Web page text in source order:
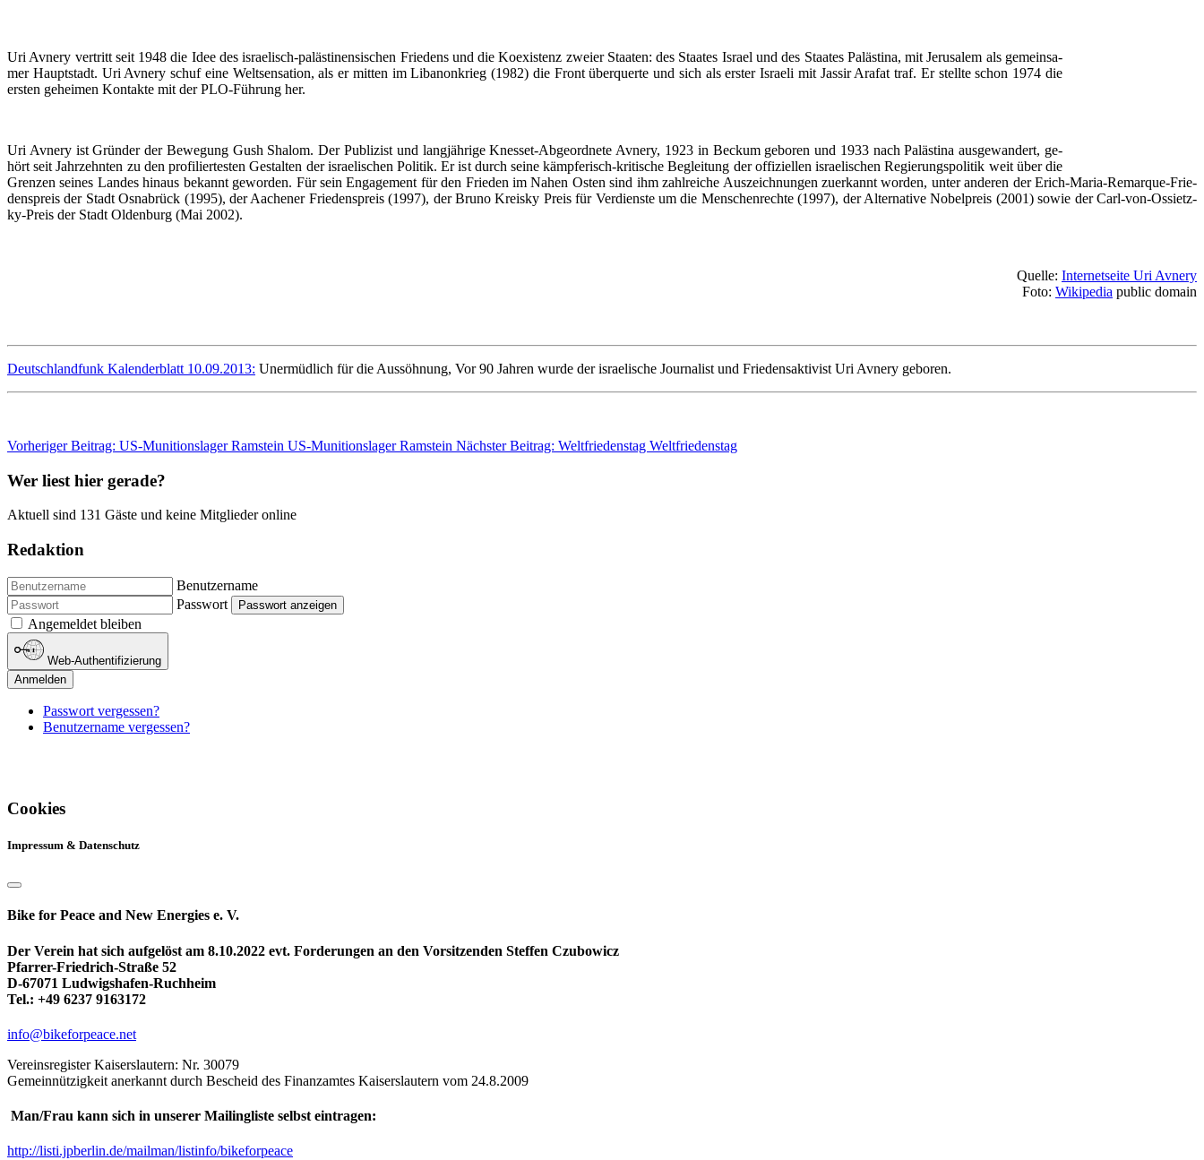
Uri Av­ne­ry ver­tritt seit 1948 die Idee des is­rae­lisch-pa­läs­ti­nen­si­schen Frie­dens und die Ko­exis­tenz zwei­er Staa­ten: des Staa­tes Is­rael und des Staa­tes Pa­läs­ti­na, mit Je­ru­sa­lem als ge­mein­sa­
mer Haupt­stadt. Uri Av­ne­ry schuf ei­ne Welt­sen­sa­ti­on, als er mit­ten im Li­ban­on­krieg (1982) die Front über­quer­te und sich als ers­ter Is­rae­li mit Jas­sir Ara­fat traf. Er stell­te schon 1974 die
ers­ten ge­hei­men Kon­tak­te mit der PLO-Führung her.
Uri Av­ne­ry ist Gründer der Be­we­gung Gush Sha­lom. Der Pu­bli­zist und lang­jähri­ge Knes­set-Ab­ge­ord­ne­te Av­ne­ry, 1923 in Be­ckum ge­bo­ren und 1933 nach Pa­läs­ti­na aus­ge­wan­dert, ge­
hört seit Jahr­zehn­ten zu den pro­fi­lier­tes­ten Ge­stal­ten der is­rae­li­schen Po­li­tik. Er ist durch sei­ne kämp­fe­risch-kri­ti­sche Be­glei­tung der of­fi­zi­el­len is­rae­li­schen Re­gie­rungs­po­li­tik weit über die
Gren­zen sei­nes Lan­des hin­aus be­kannt ge­wor­den. Für sein En­ga­ge­ment für den Frie­den im Na­hen Os­ten sind ihm zahl­rei­che Aus­zeich­nun­gen zu­er­kannt wor­den, un­ter an­de­ren der Erich-Ma­ria-Re­mar­que-Frie­
dens­preis der Stadt Os­na­brück (1995), der Aa­che­ner Frie­dens­preis (1997), der Bru­no Kreis­ky Preis für Ver­diens­te um die Men­schen­rech­te (1997), der Al­ter­na­ti­ve No­bel­preis (2001) so­wie der Carl-von-Os­sietz­
ky-Preis der Stadt Ol­den­burg (Mai 2002).
Quelle: Internetseite Uri Avnery
Foto: Wikipedia public domain
Deutschlandfunk Kalenderblatt 10.09.2013: Unermüdlich für die Aussöhnung, Vor 90 Jahren wurde der israelische Journalist und Friedensaktivist Uri Avnery geboren.
Vorheriger Beitrag: US-Munitionslager Ramstein US-Munitionslager Ramstein Nächster Beitrag: Weltfriedenstag Weltfriedenstag
Wer liest hier gerade?
Aktuell sind 131 Gäste und keine Mitglieder online
Redaktion
Benutzername
Passwort
Passwort anzeigen
Angemeldet bleiben
Web-Authentifizierung
Anmelden
Passwort vergessen?
Benutzername vergessen?
Cookies
Impressum & Datenschutz
Bike for Peace and New Energies e. V.
Der Verein hat sich aufgelöst am 8.10.2022 evt. Forderungen an den Vorsitzenden Steffen Czubowicz
Pfarrer-Friedrich-Straße 52
D-67071 Ludwigshafen-Ruchheim
Tel.: +49 6237 9163172
info@bikeforpeace.net
Vereinsregister Kaiserslautern: Nr. 30079
Gemeinnützigkeit anerkannt durch Bescheid des Finanzamtes Kaiserslautern vom 24.8.2009
Man/Frau kann sich in unserer Mailingliste selbst eintragen:
http://listi.jpberlin.de/mailman/listinfo/bikeforpeace